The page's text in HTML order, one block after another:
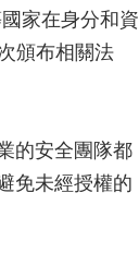
家在身分和資
頒布相關法
的安全團隊都
免未經授權的